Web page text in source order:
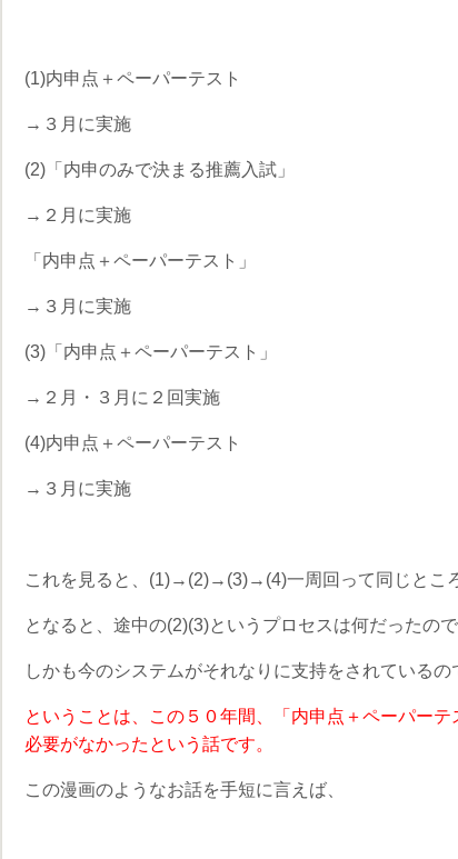
(1)内申点＋ペーパーテスト
→３月に実施
(2)「内申のみで決まる推薦入試」
→２月に実施
「内申点＋ペーパーテスト」
→３月に実施
(3)「内申点＋ペーパーテスト」
→２月・３月に２回実施
(4)内申点＋ペーパーテスト
→３月に実施
これを見ると、(1)→(2)→(3)→(4)一周回って同じとこ
となると、途中の(2)(3)というプロセスは何だったの
しかも今のシステムがそれなりに支持をされているの
ということは、この５０年間、「内申点＋ペーパー
必要がなかったという話です。
この漫画のようなお話を手短に言えば、